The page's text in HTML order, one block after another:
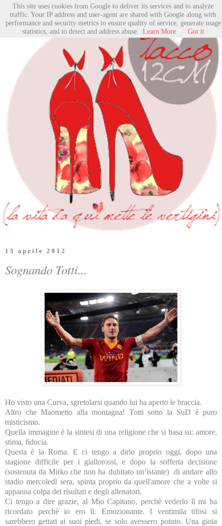
13 aprile 2012
Sognando Totti...
Ho visto una Curva, sgretolarsi quando lui ha aperto le braccia.
Altro che Maometto alla montagna! Totti sotto la SuD è puro
misticismo.
Quella immagine è la sintesi di una religione che si basa su: amore,
stima, fiducia.
Questa è la Roma. E ci tengo a dirlo proprio oggi, dopo una
stagione difficile per i giallorossi, e dopo la sofferta decisione
(sostenuta da Mirko che non ha dubitato un’istante) di andare allo
stadio mercoledì sera, spinta proprio da quell'amore che a volte si
appanna colpa dei risultati e degli allenatori.
Ci tengo a dire grazie, al Mio Capitano, perchè vederlo lì mi ha
ricordato perchè io ero lì. Emozionante. I ventimila tifosi si
sarebbero gettati ai suoi piedi, se solo avessero potuto. Una gioia
This site uses cookies from Google to deliver its services and to analyze
traffic. Your IP address and user-agent are shared with Google along with
performance and security metrics to ensure quality of service, generate usage
statistics, and to detect and address abuse.
Learn More Got it